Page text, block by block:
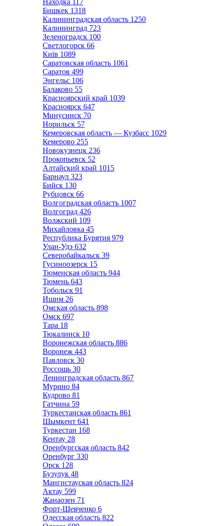
Находка 117
Бишкек 1318
Калининградская область 1250
Калининград 723
Зеленоградск 100
Светлогорск 66
Київ 1089
Саратовская область 1061
Саратов 499
Энгельс 106
Балаково 55
Красноярский край 1039
Красноярск 647
Минусинск 70
Норильск 57
Кемеровская область — Кузбасс 1029
Кемерово 255
Новокузнецк 236
Прокопьевск 52
Алтайский край 1015
Барнаул 323
Бийск 130
Рубцовск 66
Волгоградская область 1007
Волгоград 426
Волжский 109
Михайловка 45
Республика Бурятия 979
Улан-Удэ 632
Северобайкальск 39
Гусиноозерск 15
Тюменская область 944
Тюмень 643
Тобольск 91
Ишим 26
Омская область 898
Омск 697
Тара 18
Тюкалинск 10
Воронежская область 886
Воронеж 443
Павловск 30
Россошь 30
Ленинградская область 867
Мурино 84
Кудрово 81
Гатчина 59
Туркестанская область 861
Шымкент 641
Туркестан 168
Кентау 28
Оренбургская область 842
Оренбург 330
Орск 128
Бузулук 48
Мангистауская область 824
Актау 599
Жанаозен 71
Форт-Шевченко 6
Одесская область 822